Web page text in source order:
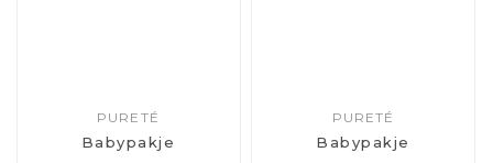
PURETÉ
Babypakje
PURETÉ
Babypakje